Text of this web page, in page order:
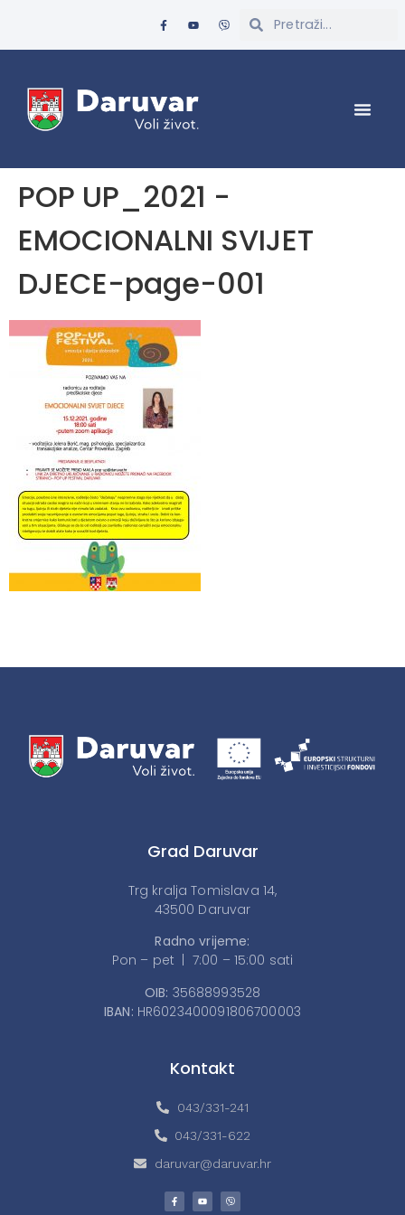
POP UP_2021 -
EMOCIONALNI SVIJET
DJECE-page-001
Grad Daruvar
Trg kralja Tomislava 14,
43500 Daruvar
Radno vrijeme:
Pon – pet | 7:00 – 15:00 sati
OIB: 35688993528
IBAN: HR6023400091806700003
Kontakt
043/331-241
043/331-622
daruvar@daruvar.hr